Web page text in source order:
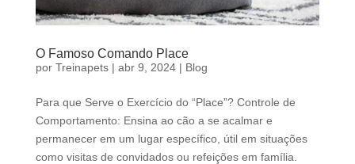
O Famoso Comando Place
por Treinapets| abr 9, 2024| Blog
Para que Serve o Exercício do “Place”? Controle de
Comportamento: Ensina ao cão a se acalmar e
permanecer em um lugar específico, útil em situações
como visitas de convidados ou refeições em família.